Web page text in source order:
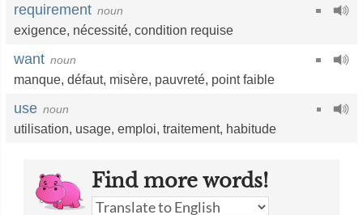
requirement noun
exigence, nécessité, condition requise
want noun
manque, défaut, misère, pauvreté, point faible
use noun
utilisation, usage, emploi, traitement, habitude
Find more words!